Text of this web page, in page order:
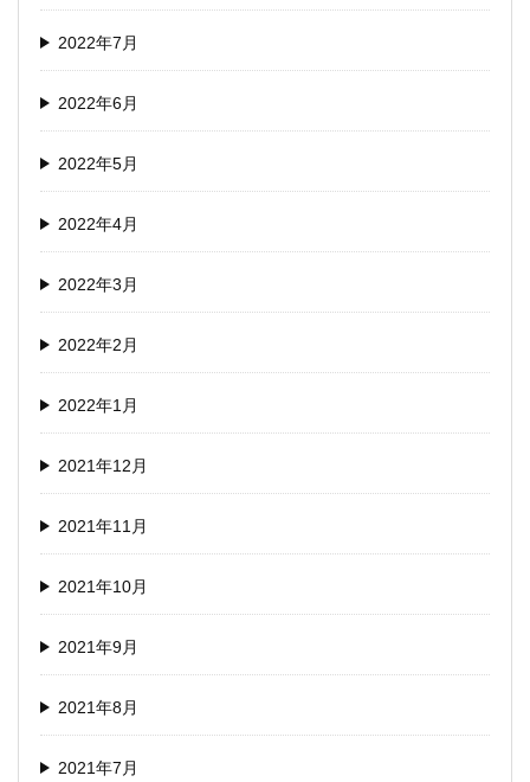
2022年7月
2022年6月
2022年5月
2022年4月
2022年3月
2022年2月
2022年1月
2021年12月
2021年11月
2021年10月
2021年9月
2021年8月
2021年7月